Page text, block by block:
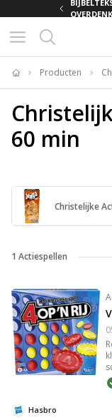
Home
Producten
60 min
Christelijke
1 Actiespellen
Hasbro